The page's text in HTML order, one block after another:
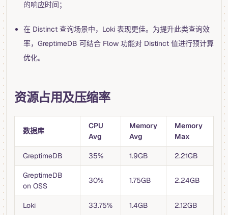
的响应时间；
在 Distinct 查询场景中，Loki 表现更佳。为提升此类查询效
率，GreptimeDB 可结合 Flow 功能对 Distinct 值进行预计算
优化。
资源占用及压缩率
数据库
CPU
Avg
Memory
Avg
Memory
Max
GreptimeDB 35% 1.9GB 2.21GB
GreptimeDB
on OSS
30% 1.75GB 2.24GB
Loki 33.75% 1.4GB 2.12GB